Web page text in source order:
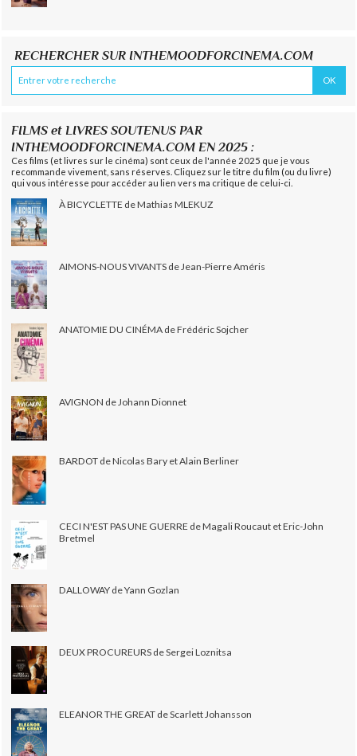
RECHERCHER SUR INTHEMOODFORCINEMA.COM
FILMS et LIVRES SOUTENUS PAR
INTHEMOODFORCINEMA.COM EN 2025 :
Ces films (et livres sur le cinéma) sont ceux de l'année 2025 que je vous
recommande vivement, sans réserves. Cliquez sur le titre du film (ou du livre)
qui vous intéresse pour accéder au lien vers ma critique de celui-ci.
À BICYCLETTE de Mathias MLEKUZ
AIMONS-NOUS VIVANTS de Jean-Pierre Améris
ANATOMIE DU CINÉMA de Frédéric Sojcher
AVIGNON de Johann Dionnet
BARDOT de Nicolas Bary et Alain Berliner
CECI N'EST PAS UNE GUERRE de Magali Roucaut et Eric-John
Bretmel
DALLOWAY de Yann Gozlan
DEUX PROCUREURS de Sergei Loznitsa
ELEANOR THE GREAT de Scarlett Johansson